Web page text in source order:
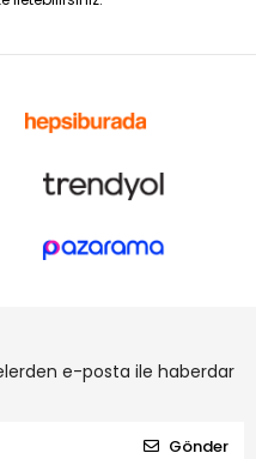
e-posta ile haberdar
Gönder